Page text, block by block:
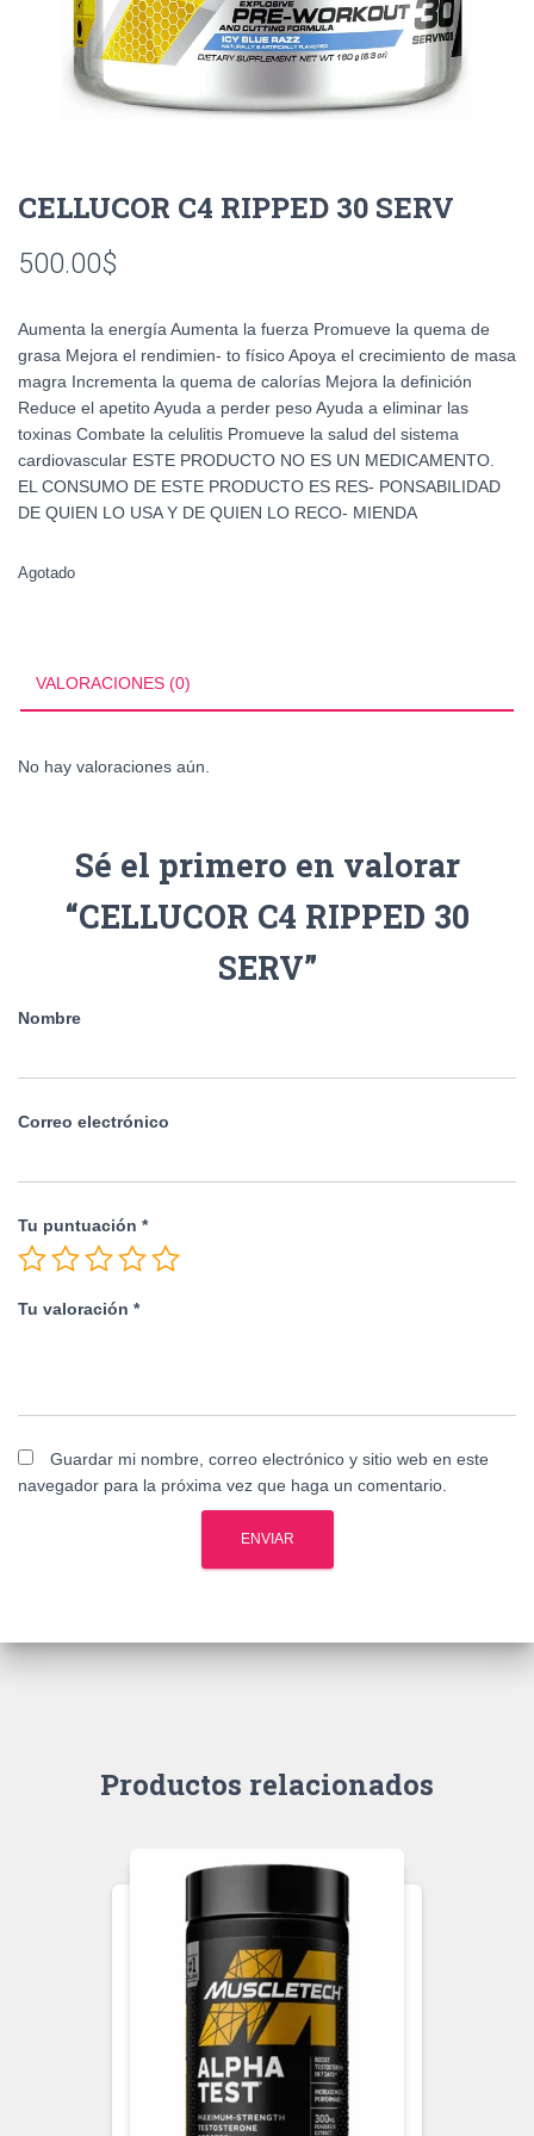
CELLUCOR C4 RIPPED 30 SERV
500.00$
Aumenta la energía Aumenta la fuerza Promueve la quema de
grasa Mejora el rendimien- to físico Apoya el crecimiento de masa
magra Incrementa la quema de calorías Mejora la definición
Reduce el apetito Ayuda a perder peso Ayuda a eliminar las
toxinas Combate la celulitis Promueve la salud del sistema
cardiovascular ESTE PRODUCTO NO ES UN MEDICAMENTO.
EL CONSUMO DE ESTE PRODUCTO ES RES- PONSABILIDAD
DE QUIEN LO USA Y DE QUIEN LO RECO- MIENDA
Agotado
VALORACIONES (0)
No hay valoraciones aún.
Sé el primero en valorar
“CELLUCOR C4 RIPPED 30
SERV”
Nombre
Correo electrónico
Tu puntuación *
Tu valoración *
Guardar mi nombre, correo electrónico y sitio web en este
navegador para la próxima vez que haga un comentario.
Productos relacionados